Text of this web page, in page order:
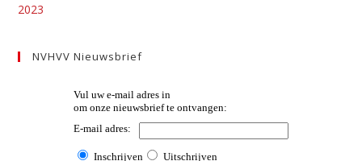
2023
NVHVV Nieuwsbrief